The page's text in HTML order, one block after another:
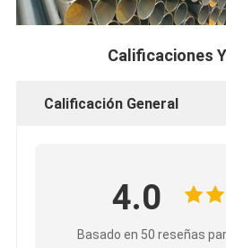
Calificaciones
Calificación General
4.0
Basado en 50 reseñas